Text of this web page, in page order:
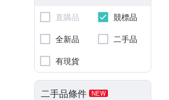
直購品
競標品
全新品
二手品
有現貨
二手品條件 NEW